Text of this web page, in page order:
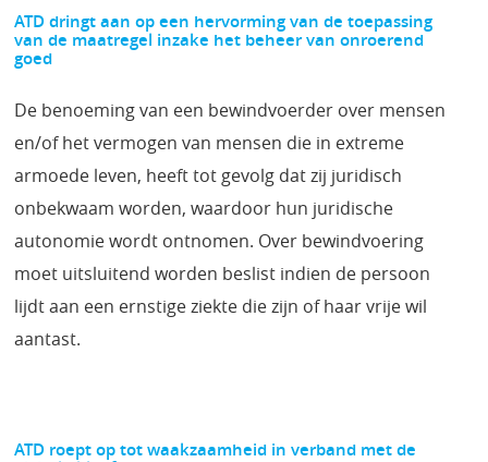
ATD dringt aan op een hervorming van de toepassing
van de maatregel inzake het beheer van onroerend
goed
De benoeming van een bewindvoerder over mensen
en/of het vermogen van mensen die in extreme
armoede leven, heeft tot gevolg dat zij juridisch
onbekwaam worden, waardoor hun juridische
autonomie wordt ontnomen. Over bewindvoering
moet uitsluitend worden beslist indien de persoon
lijdt aan een ernstige ziekte die zijn of haar vrije wil
aantast.
ATD roept op tot waakzaamheid in verband met de